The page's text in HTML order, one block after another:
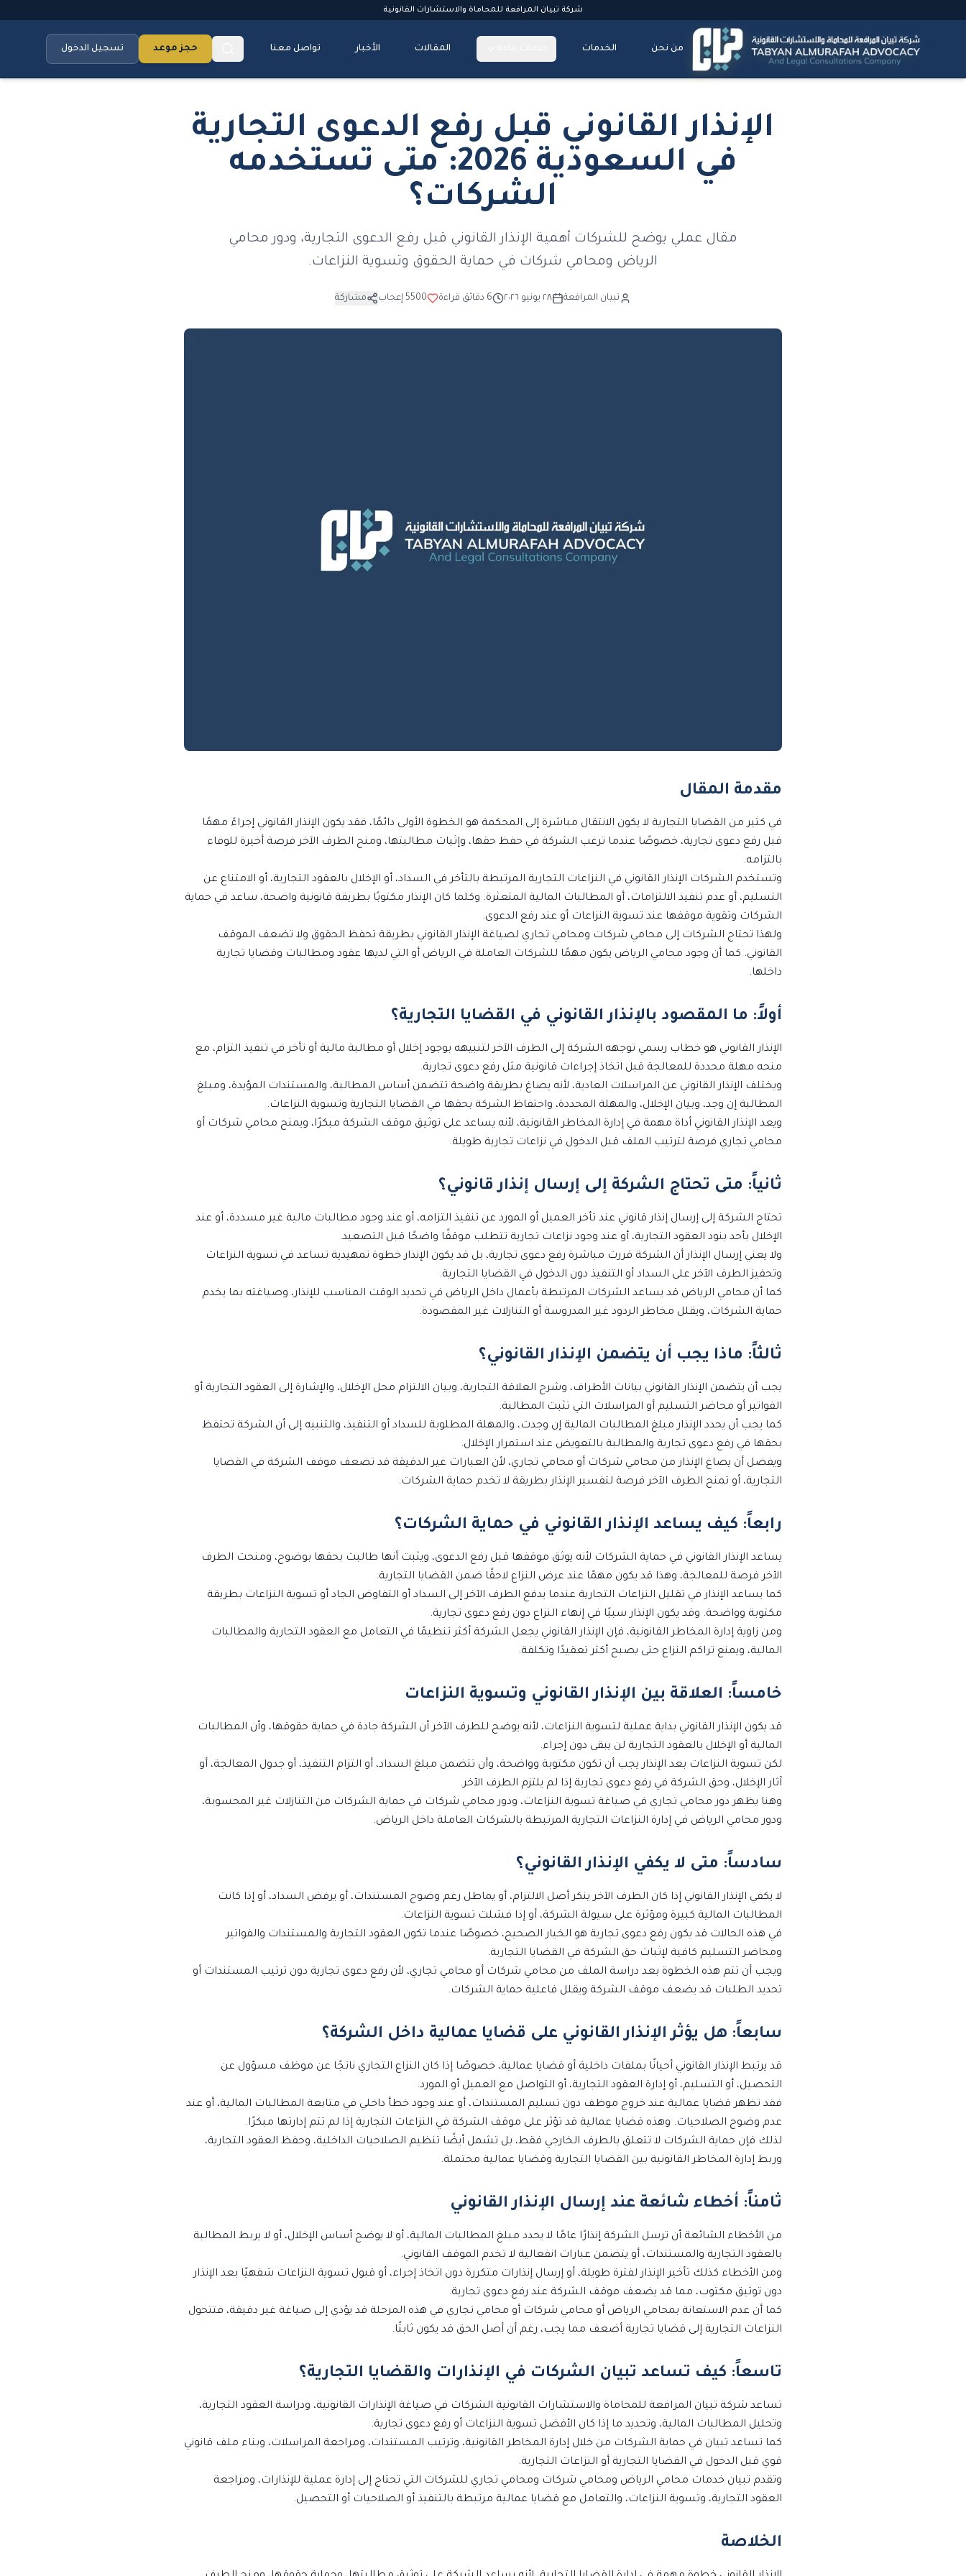
شركة تبيان المرافعة للمحاماة والاستشارات القانونية
من نحن الخدمات المقالات الأخبار تواصل معنا حجز موعد تسجيل الدخول
الإنذار القانوني قبل رفع الدعوى التجارية
في السعودية 2026: متى تستخدمه
الشركات؟
مقال عملي يوضح للشركات أهمية الإنذار القانوني قبل رفع الدعوى التجارية، ودور محامي
الرياض ومحامي شركات في حماية الحقوق وتسوية النزاعات.
تبيان المرافعة ٢٨ يونيو ٢٠٢٦ 6 دقائق قراءة 5500 إعجاب مشاركة
مقدمة المقال
في كثير من القضايا التجارية لا يكون الانتقال مباشرة إلى المحكمة هو الخطوة الأولى دائمًا، فقد يكون الإنذار القانوني إجراءً مهمًا
قبل رفع دعوى تجارية، خصوصًا عندما ترغب الشركة في حفظ حقها، وإثبات مطالبتها، ومنح الطرف الآخر فرصة أخيرة للوفاء
بالتزامه.
وتستخدم الشركات الإنذار القانوني في النزاعات التجارية المرتبطة بالتأخر في السداد، أو الإخلال بالعقود التجارية، أو الامتناع عن
التسليم، أو عدم تنفيذ الالتزامات، أو المطالبات المالية المتعثرة. وكلما كان الإنذار مكتوبًا بطريقة قانونية واضحة، ساعد في حماية
الشركات وتقوية موقفها عند تسوية النزاعات أو عند رفع الدعوى.
ولهذا تحتاج الشركات إلى محامي شركات ومحامي تجاري لصياغة الإنذار القانوني بطريقة تحفظ الحقوق ولا تضعف الموقف
القانوني. كما أن وجود محامي الرياض يكون مهمًا للشركات العاملة في الرياض أو التي لديها عقود ومطالبات وقضايا تجارية
داخلها.
أولاً: ما المقصود بالإنذار القانوني في القضايا التجارية؟
الإنذار القانوني هو خطاب رسمي توجهه الشركة إلى الطرف الآخر لتنبيهه بوجود إخلال أو مطالبة مالية أو تأخر في تنفيذ التزام، مع
منحه مهلة محددة للمعالجة قبل اتخاذ إجراءات قانونية مثل رفع دعوى تجارية.
ويختلف الإنذار القانوني عن المراسلات العادية، لأنه يصاغ بطريقة واضحة تتضمن أساس المطالبة، والمستندات المؤيدة، ومبلغ
المطالبة إن وجد، وبيان الإخلال، والمهلة المحددة، واحتفاظ الشركة بحقها في القضايا التجارية وتسوية النزاعات.
ويعد الإنذار القانوني أداة مهمة في إدارة المخاطر القانونية، لأنه يساعد على توثيق موقف الشركة مبكرًا، ويمنح محامي شركات أو
محامي تجاري فرصة لترتيب الملف قبل الدخول في نزاعات تجارية طويلة.
ثانياً: متى تحتاج الشركة إلى إرسال إنذار قانوني؟
تحتاج الشركة إلى إرسال إنذار قانوني عند تأخر العميل أو المورد عن تنفيذ التزامه، أو عند وجود مطالبات مالية غير مسددة، أو عند
الإخلال بأحد بنود العقود التجارية، أو عند وجود نزاعات تجارية تتطلب موقفًا واضحًا قبل التصعيد.
ولا يعني إرسال الإنذار أن الشركة قررت مباشرة رفع دعوى تجارية، بل قد يكون الإنذار خطوة تمهيدية تساعد في تسوية النزاعات
وتحفيز الطرف الآخر على السداد أو التنفيذ دون الدخول في القضايا التجارية.
كما أن محامي الرياض قد يساعد الشركات المرتبطة بأعمال داخل الرياض في تحديد الوقت المناسب للإنذار، وصياغته بما يخدم
حماية الشركات، ويقلل مخاطر الردود غير المدروسة أو التنازلات غير المقصودة.
ثالثاً: ماذا يجب أن يتضمن الإنذار القانوني؟
يجب أن يتضمن الإنذار القانوني بيانات الأطراف، وشرح العلاقة التجارية، وبيان الالتزام محل الإخلال، والإشارة إلى العقود التجارية أو
الفواتير أو محاضر التسليم أو المراسلات التي تثبت المطالبة.
كما يجب أن يحدد الإنذار مبلغ المطالبات المالية إن وجدت، والمهلة المطلوبة للسداد أو التنفيذ، والتنبيه إلى أن الشركة تحتفظ
بحقها في رفع دعوى تجارية والمطالبة بالتعويض عند استمرار الإخلال.
ويفضل أن يصاغ الإنذار من محامي شركات أو محامي تجاري، لأن العبارات غير الدقيقة قد تضعف موقف الشركة في القضايا
التجارية، أو تمنح الطرف الآخر فرصة لتفسير الإنذار بطريقة لا تخدم حماية الشركات.
رابعاً: كيف يساعد الإنذار القانوني في حماية الشركات؟
يساعد الإنذار القانوني في حماية الشركات لأنه يوثق موقفها قبل رفع الدعوى، ويثبت أنها طالبت بحقها بوضوح، ومنحت الطرف
الآخر فرصة للمعالجة، وهذا قد يكون مهمًا عند عرض النزاع لاحقًا ضمن القضايا التجارية.
كما يساعد الإنذار في تقليل النزاعات التجارية عندما يدفع الطرف الآخر إلى السداد أو التفاوض الجاد أو تسوية النزاعات بطريقة
مكتوبة وواضحة. وقد يكون الإنذار سببًا في إنهاء النزاع دون رفع دعوى تجارية.
ومن زاوية إدارة المخاطر القانونية، فإن الإنذار القانوني يجعل الشركة أكثر تنظيمًا في التعامل مع العقود التجارية والمطالبات
المالية، ويمنع تراكم النزاع حتى يصبح أكثر تعقيدًا وتكلفة.
خامساً: العلاقة بين الإنذار القانوني وتسوية النزاعات
قد يكون الإنذار القانوني بداية عملية لتسوية النزاعات، لأنه يوضح للطرف الآخر أن الشركة جادة في حماية حقوقها، وأن المطالبات
المالية أو الإخلال بالعقود التجارية لن يبقى دون إجراء.
لكن تسوية النزاعات بعد الإنذار يجب أن تكون مكتوبة وواضحة، وأن تتضمن مبلغ السداد، أو التزام التنفيذ، أو جدول المعالجة، أو
آثار الإخلال، وحق الشركة في رفع دعوى تجارية إذا لم يلتزم الطرف الآخر.
وهنا يظهر دور محامي تجاري في صياغة تسوية النزاعات، ودور محامي شركات في حماية الشركات من التنازلات غير المحسوبة،
ودور محامي الرياض في إدارة النزاعات التجارية المرتبطة بالشركات العاملة داخل الرياض.
سادساً: متى لا يكفي الإنذار القانوني؟
لا يكفي الإنذار القانوني إذا كان الطرف الآخر ينكر أصل الالتزام، أو يماطل رغم وضوح المستندات، أو يرفض السداد، أو إذا كانت
المطالبات المالية كبيرة ومؤثرة على سيولة الشركة، أو إذا فشلت تسوية النزاعات.
في هذه الحالات قد يكون رفع دعوى تجارية هو الخيار الصحيح، خصوصًا عندما تكون العقود التجارية والمستندات والفواتير
ومحاضر التسليم كافية لإثبات حق الشركة في القضايا التجارية.
ويجب أن تتم هذه الخطوة بعد دراسة الملف من محامي شركات أو محامي تجاري، لأن رفع دعوى تجارية دون ترتيب المستندات أو
تحديد الطلبات قد يضعف موقف الشركة ويقلل فاعلية حماية الشركات.
سابعاً: هل يؤثر الإنذار القانوني على قضايا عمالية داخل الشركة؟
قد يرتبط الإنذار القانوني أحيانًا بملفات داخلية أو قضايا عمالية، خصوصًا إذا كان النزاع التجاري ناتجًا عن موظف مسؤول عن
التحصيل، أو التسليم، أو إدارة العقود التجارية، أو التواصل مع العميل أو المورد.
فقد تظهر قضايا عمالية عند خروج موظف دون تسليم المستندات، أو عند وجود خطأ داخلي في متابعة المطالبات المالية، أو عند
عدم وضوح الصلاحيات. وهذه قضايا عمالية قد تؤثر على موقف الشركة في النزاعات التجارية إذا لم تتم إدارتها مبكرًا.
لذلك فإن حماية الشركات لا تتعلق بالطرف الخارجي فقط، بل تشمل أيضًا تنظيم الصلاحيات الداخلية، وحفظ العقود التجارية،
وربط إدارة المخاطر القانونية بين القضايا التجارية وقضايا عمالية محتملة.
ثامناً: أخطاء شائعة عند إرسال الإنذار القانوني
من الأخطاء الشائعة أن ترسل الشركة إنذارًا عامًا لا يحدد مبلغ المطالبات المالية، أو لا يوضح أساس الإخلال، أو لا يربط المطالبة
بالعقود التجارية والمستندات، أو يتضمن عبارات انفعالية لا تخدم الموقف القانوني.
ومن الأخطاء كذلك تأخير الإنذار لفترة طويلة، أو إرسال إنذارات متكررة دون اتخاذ إجراء، أو قبول تسوية النزاعات شفهيًا بعد الإنذار
دون توثيق مكتوب، مما قد يضعف موقف الشركة عند رفع دعوى تجارية.
كما أن عدم الاستعانة بمحامي الرياض أو محامي شركات أو محامي تجاري في هذه المرحلة قد يؤدي إلى صياغة غير دقيقة، فتتحول
النزاعات التجارية إلى قضايا تجارية أضعف مما يجب، رغم أن أصل الحق قد يكون ثابتًا.
تاسعاً: كيف تساعد تبيان الشركات في الإنذارات والقضايا التجارية؟
تساعد شركة تبيان المرافعة للمحاماة والاستشارات القانونية الشركات في صياغة الإنذارات القانونية، ودراسة العقود التجارية،
وتحليل المطالبات المالية، وتحديد ما إذا كان الأفضل تسوية النزاعات أو رفع دعوى تجارية.
كما تساعد تبيان في حماية الشركات من خلال إدارة المخاطر القانونية، وترتيب المستندات، ومراجعة المراسلات، وبناء ملف قانوني
قوي قبل الدخول في القضايا التجارية أو النزاعات التجارية.
وتقدم تبيان خدمات محامي الرياض ومحامي شركات ومحامي تجاري للشركات التي تحتاج إلى إدارة عملية للإنذارات، ومراجعة
العقود التجارية، وتسوية النزاعات، والتعامل مع قضايا عمالية مرتبطة بالتنفيذ أو الصلاحيات أو التحصيل.
الخلاصة